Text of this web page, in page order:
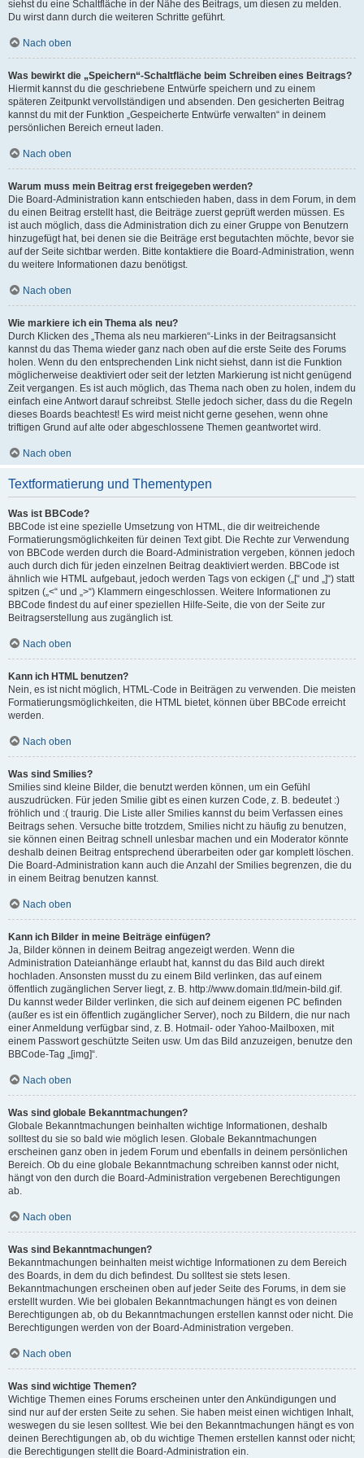
siehst du eine Schaltfläche in der Nähe des Beitrags, um diesen zu melden.
Du wirst dann durch die weiteren Schritte geführt.
Nach oben
Was bewirkt die „Speichern“-Schaltfläche beim Schreiben eines Beitrags?
Hiermit kannst du die geschriebene Entwürfe speichern und zu einem
späteren Zeitpunkt vervollständigen und absenden. Den gesicherten Beitrag
kannst du mit der Funktion „Gespeicherte Entwürfe verwalten“ in deinem
persönlichen Bereich erneut laden.
Nach oben
Warum muss mein Beitrag erst freigegeben werden?
Die Board-Administration kann entschieden haben, dass in dem Forum, in dem
du einen Beitrag erstellt hast, die Beiträge zuerst geprüft werden müssen. Es
ist auch möglich, dass die Administration dich zu einer Gruppe von Benutzern
hinzugefügt hat, bei denen sie die Beiträge erst begutachten möchte, bevor sie
auf der Seite sichtbar werden. Bitte kontaktiere die Board-Administration, wenn
du weitere Informationen dazu benötigst.
Nach oben
Wie markiere ich ein Thema als neu?
Durch Klicken des „Thema als neu markieren“-Links in der Beitragsansicht
kannst du das Thema wieder ganz nach oben auf die erste Seite des Forums
holen. Wenn du den entsprechenden Link nicht siehst, dann ist die Funktion
möglicherweise deaktiviert oder seit der letzten Markierung ist nicht genügend
Zeit vergangen. Es ist auch möglich, das Thema nach oben zu holen, indem du
einfach eine Antwort darauf schreibst. Stelle jedoch sicher, dass du die Regeln
dieses Boards beachtest! Es wird meist nicht gerne gesehen, wenn ohne
triftigen Grund auf alte oder abgeschlossene Themen geantwortet wird.
Nach oben
Textformatierung und Thementypen
Was ist BBCode?
BBCode ist eine spezielle Umsetzung von HTML, die dir weitreichende
Formatierungsmöglichkeiten für deinen Text gibt. Die Rechte zur Verwendung
von BBCode werden durch die Board-Administration vergeben, können jedoch
auch durch dich für jeden einzelnen Beitrag deaktiviert werden. BBCode ist
ähnlich wie HTML aufgebaut, jedoch werden Tags von eckigen („[“ und „]“) statt
spitzen („<“ und „>“) Klammern eingeschlossen. Weitere Informationen zu
BBCode findest du auf einer speziellen Hilfe-Seite, die von der Seite zur
Beitragserstellung aus zugänglich ist.
Nach oben
Kann ich HTML benutzen?
Nein, es ist nicht möglich, HTML-Code in Beiträgen zu verwenden. Die meisten
Formatierungsmöglichkeiten, die HTML bietet, können über BBCode erreicht
werden.
Nach oben
Was sind Smilies?
Smilies sind kleine Bilder, die benutzt werden können, um ein Gefühl
auszudrücken. Für jeden Smilie gibt es einen kurzen Code, z. B. bedeutet :)
fröhlich und :( traurig. Die Liste aller Smilies kannst du beim Verfassen eines
Beitrags sehen. Versuche bitte trotzdem, Smilies nicht zu häufig zu benutzen,
sie können einen Beitrag schnell unlesbar machen und ein Moderator könnte
deshalb deinen Beitrag entsprechend überarbeiten oder gar komplett löschen.
Die Board-Administration kann auch die Anzahl der Smilies begrenzen, die du
in einem Beitrag benutzen kannst.
Nach oben
Kann ich Bilder in meine Beiträge einfügen?
Ja, Bilder können in deinem Beitrag angezeigt werden. Wenn die
Administration Dateianhänge erlaubt hat, kannst du das Bild auch direkt
hochladen. Ansonsten musst du zu einem Bild verlinken, das auf einem
öffentlich zugänglichen Server liegt, z. B. http://www.domain.tld/mein-bild.gif.
Du kannst weder Bilder verlinken, die sich auf deinem eigenen PC befinden
(außer es ist ein öffentlich zugänglicher Server), noch zu Bildern, die nur nach
einer Anmeldung verfügbar sind, z. B. Hotmail- oder Yahoo-Mailboxen, mit
einem Passwort geschützte Seiten usw. Um das Bild anzuzeigen, benutze den
BBCode-Tag „[img]“.
Nach oben
Was sind globale Bekanntmachungen?
Globale Bekanntmachungen beinhalten wichtige Informationen, deshalb
solltest du sie so bald wie möglich lesen. Globale Bekanntmachungen
erscheinen ganz oben in jedem Forum und ebenfalls in deinem persönlichen
Bereich. Ob du eine globale Bekanntmachung schreiben kannst oder nicht,
hängt von den durch die Board-Administration vergebenen Berechtigungen
ab.
Nach oben
Was sind Bekanntmachungen?
Bekanntmachungen beinhalten meist wichtige Informationen zu dem Bereich
des Boards, in dem du dich befindest. Du solltest sie stets lesen.
Bekanntmachungen erscheinen oben auf jeder Seite des Forums, in dem sie
erstellt wurden. Wie bei globalen Bekanntmachungen hängt es von deinen
Berechtigungen ab, ob du Bekanntmachungen erstellen kannst oder nicht. Die
Berechtigungen werden von der Board-Administration vergeben.
Nach oben
Was sind wichtige Themen?
Wichtige Themen eines Forums erscheinen unter den Ankündigungen und
sind nur auf der ersten Seite zu sehen. Sie haben meist einen wichtigen Inhalt,
weswegen du sie lesen solltest. Wie bei den Bekanntmachungen hängt es von
deinen Berechtigungen ab, ob du wichtige Themen erstellen kannst oder nicht;
die Berechtigungen stellt die Board-Administration ein.